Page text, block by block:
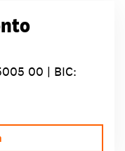
00 | BIC: